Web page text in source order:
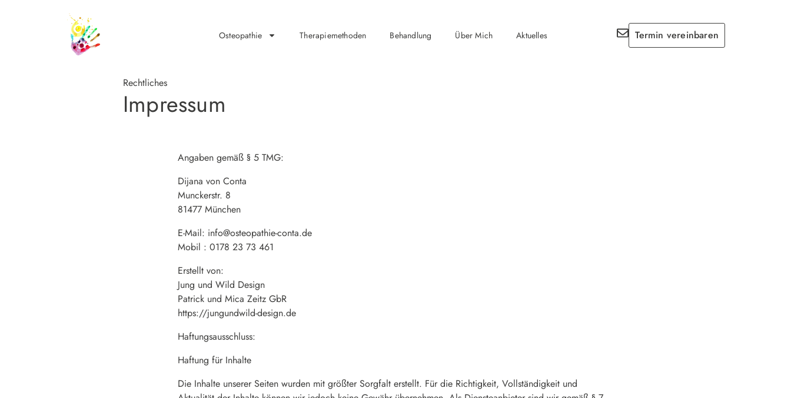
Osteopathie Therapiemethoden Behandlung Über Mich Aktuelles Termin vereinbaren
Rechtliches
Impressum
Angaben gemäß § 5 TMG:
Dijana von Conta
Munckerstr. 8
81477 München
E-Mail: info@osteopathie-conta.de
Mobil : 0178 23 73 461
Erstellt von:
Jung und Wild Design
Patrick und Mica Zeitz GbR
https://jungundwild-design.de
Haftungsausschluss:
Haftung für Inhalte
Die Inhalte unserer Seiten wurden mit größter Sorgfalt erstellt. Für die Richtigkeit, Vollständigkeit und